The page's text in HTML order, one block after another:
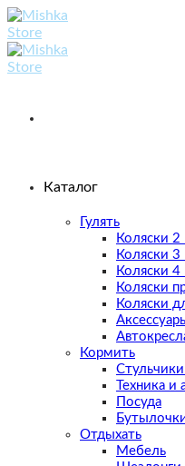
Skip
to
content
Каталог
Гулять
Коляски 2
Коляски 3
Коляски 4
Коляски
Коляски
Кормить
Техника и
Посуда
Отдыхать
Мебель